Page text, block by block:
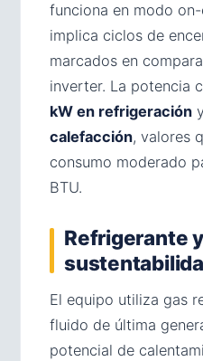
funciona en modo
implica ciclos de
marcados en
inverter. La potencia
kW en refrigeración y
calefacción, valores
consumo moderado
BTU.
Refrigerante y
El equipo utiliza gas
fluido de última
potencial de